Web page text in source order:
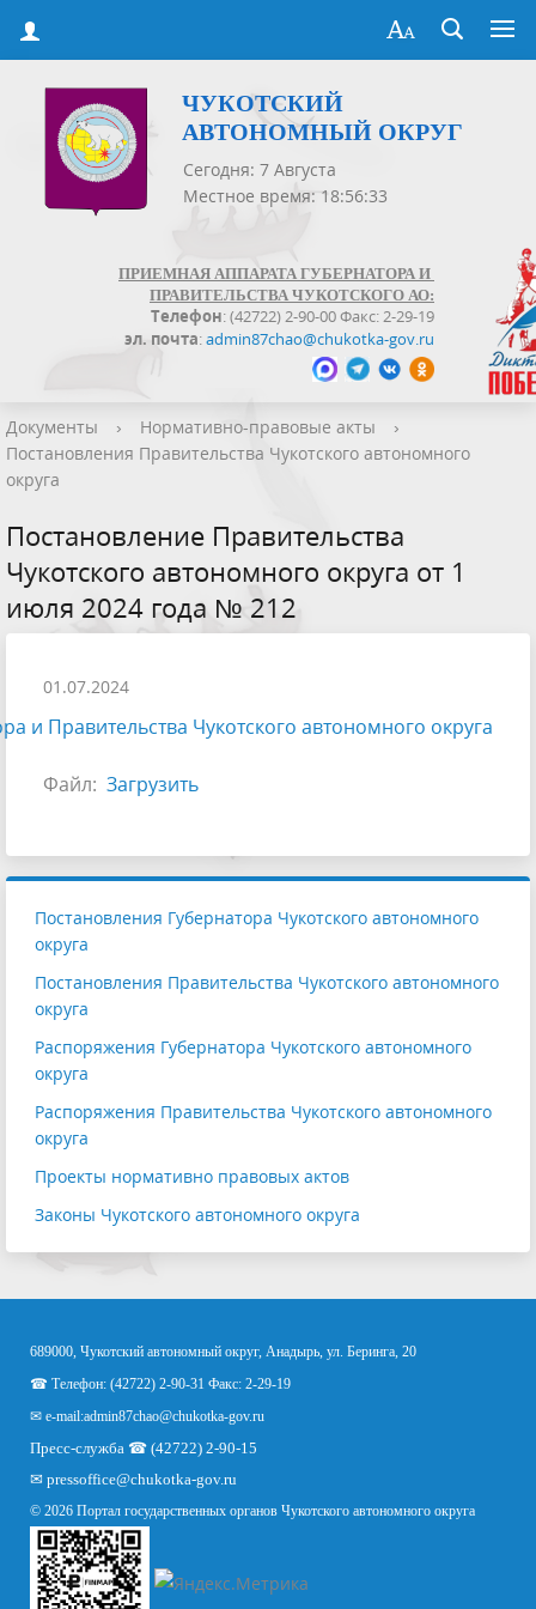
ЧУКОТСКИЙ
АВТОНОМНЫЙ ОКРУГ
Сегодня: 7 Августа
Местное время: 18:56:33
ПРИЕМНАЯ АППАРАТА ГУБЕРНАТОРА И
ПРАВИТЕЛЬСТВА ЧУКОТСКОГО АО:
Телефон: (42722) 2-90-00 Факс: 2-29-19
эл. почта:admin87chao@chukotka-gov.ru
Документы › Нормативно-правовые акты
›
Постановления Правительства Чукотского автономного
округа
Постановление Правительства
Чукотского автономного округа от 1
июля 2024 года № 212
01.07.2024
и Правительства Чукотского автономного округа
Файл: Загрузить
Постановления Губернатора Чукотского автономного
округа
Постановления Правительства Чукотского автономного
округа
Распоряжения Губернатора Чукотского автономного
округа
Распоряжения Правительства Чукотского автономного
округа
Проекты нормативно правовых актов
Законы Чукотского автономного округа
689000, Чукотский автономный округ, Анадырь, ул. Беринга, 20
☎ Телефон: (42722) 2-90-31 Факс: 2-29-19
✉ e-mail:admin87chao@chukotka-gov.ru
Пресс-служба ☎ (42722) 2-90-15
✉ pressoffice@chukotka-gov.ru
© 2026 Портал государственных органов Чукотского автономного округа